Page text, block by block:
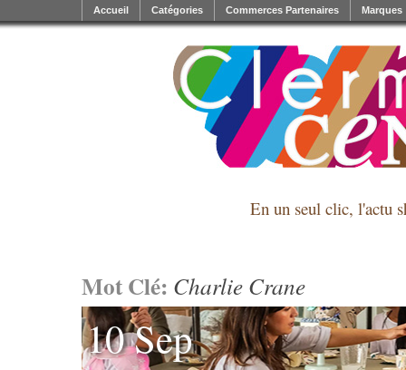
En un seul clic, l'actu
Accueil Catégories Commerces Partenaires Marques
Mot Clé: Charlie Crane
10 Sep